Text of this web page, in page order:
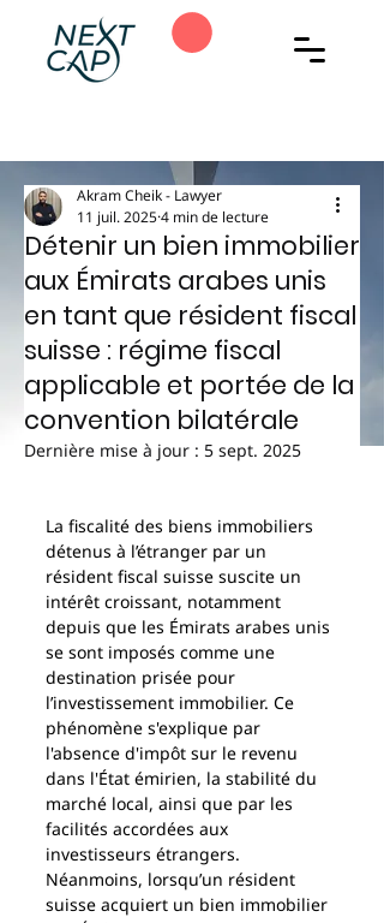
Détenir un bien immobilier
aux Émirats arabes unis
en tant que résident fiscal
suisse : régime fiscal
applicable et portée de la
convention bilatérale
Akram Cheik - Lawyer
11 juil. 20254 min de lecture
Dernière mise à jour : 5 sept. 2025
La fiscalité des biens immobiliers
détenus à l’étranger par un
résident fiscal suisse suscite un
intérêt croissant, notamment
depuis que les Émirats arabes unis
se sont imposés comme une
destination prisée pour
l’investissement immobilier. Ce
phénomène s'explique par
l'absence d'impôt sur le revenu
dans l'État émirien, la stabilité du
marché local, ainsi que par les
facilités accordées aux
investisseurs étrangers.
Néanmoins, lorsqu’un résident
suisse acquiert un bien immobilier